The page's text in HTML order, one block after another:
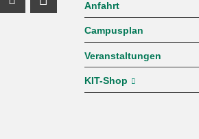
Anfahrt
Campusplan
Veranstaltungen
KIT-Shop
ProfilProfil
Youtube Profil
Profil Mastodon
Profil